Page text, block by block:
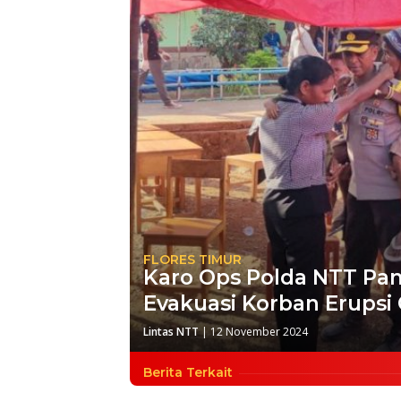
FLORES TIMUR
Karo Ops Polda NTT
Evakuasi Korban
Lintas NTT| 12 November 2024
Berita Terkait